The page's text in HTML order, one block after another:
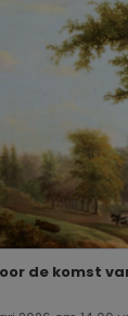
de komst